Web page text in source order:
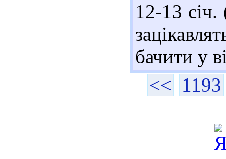
12-13
бачити у
<< 1193